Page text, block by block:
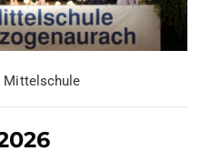
Mittelschule